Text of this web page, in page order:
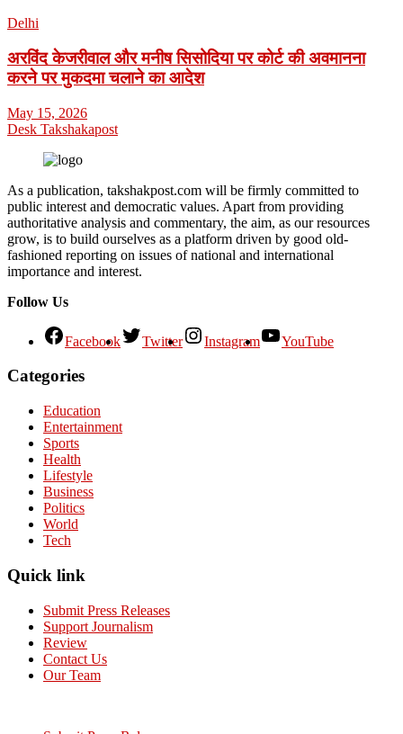
Delhi
अरविंद केजरीवाल और मनीष सिसोदिया पर कोर्ट की अवमानना
करने पर मुकदमा चलाने का आदेश
May 15, 2026
Desk Takshakapost
As a publication, takshakpost.com will be firmly committed to
public interest and democratic values. Apart from providing
authoritative analysis and commentary, the aim, as our resources
grow, is to build ourselves as a platform driven by good old-
fashioned reporting on issues of national and international
importance and interest.
Follow Us
Facebook Twitter Instagram YouTube
Categories
Education
Entertainment
Sports
Health
Lifestyle
Business
Politics
World
Tech
Quick link
Submit Press Releases
Support Journalism
Review
Contact Us
Our Team